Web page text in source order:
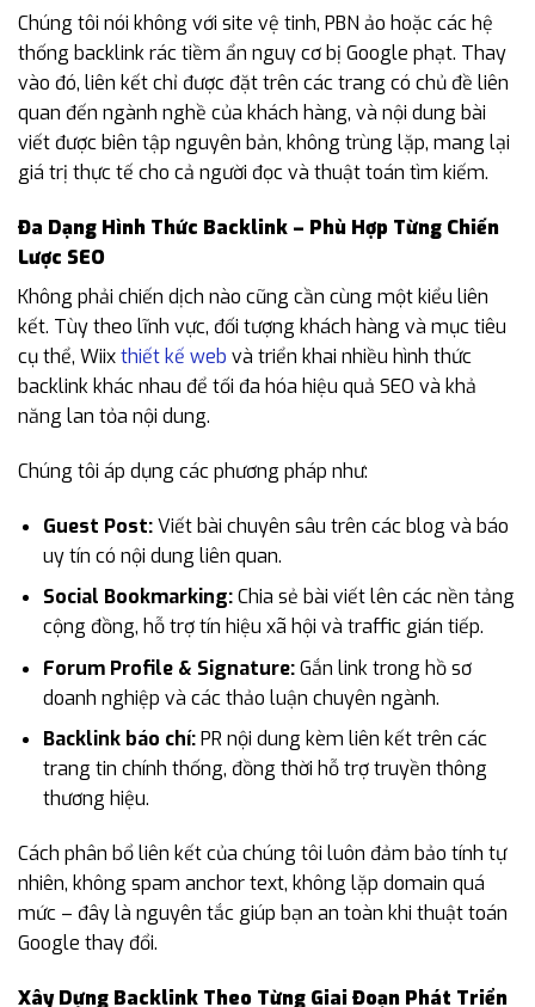
Chúng tôi nói không với site vệ tinh, PBN ảo hoặc các hệ
thống backlink rác tiềm ẩn nguy cơ bị Google phạt. Thay
vào đó, liên kết chỉ được đặt trên các trang có chủ đề liên
quan đến ngành nghề của khách hàng, và nội dung bài
viết được biên tập nguyên bản, không trùng lặp, mang lại
giá trị thực tế cho cả người đọc và thuật toán tìm kiếm.
Đa Dạng Hình Thức Backlink – Phù Hợp Từng Chiến
Lược SEO
Không phải chiến dịch nào cũng cần cùng một kiểu liên
kết. Tùy theo lĩnh vực, đối tượng khách hàng và mục tiêu
cụ thể, Wiixthiết kế web và triển khai nhiều hình thức
backlink khác nhau để tối đa hóa hiệu quả SEO và khả
năng lan tỏa nội dung.
Chúng tôi áp dụng các phương pháp như:
Guest Post:Viết bài chuyên sâu trên các blog và báo
uy tín có nội dung liên quan.
Social Bookmarking:Chia sẻ bài viết lên các nền tảng
cộng đồng, hỗ trợ tín hiệu xã hội và traffic gián tiếp.
Forum Profile & Signature:Gắn link trong hồ sơ
doanh nghiệp và các thảo luận chuyên ngành.
Backlink báo chí:PR nội dung kèm liên kết trên các
trang tin chính thống, đồng thời hỗ trợ truyền thông
thương hiệu.
Cách phân bổ liên kết của chúng tôi luôn đảm bảo tính tự
nhiên, không spam anchor text, không lặp domain quá
mức – đây là nguyên tắc giúp bạn an toàn khi thuật toán
Google thay đổi.
Xây Dựng Backlink Theo Từng Giai Đoạn Phát Triển